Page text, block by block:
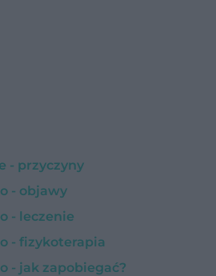
- przyczyny
- objawy
- leczenie
- fizykoterapia
- jak zapobiegać?